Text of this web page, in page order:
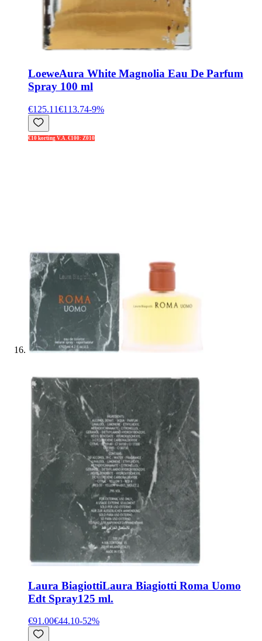
LoeweAura White Magnolia Eau De Parfum
Spray 100 ml
€125.11€113.74-9%
€10 korting V.A. €100: Z010
Laura BiagiottiLaura Biagiotti Roma Uomo
Edt Spray125 ml.
€91.00€44.10-52%